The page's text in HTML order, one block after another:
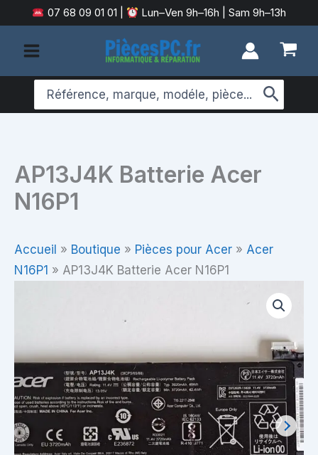
au
contenu
07 68 09 01 01 Lun–Ven 9h–16h | Sam 9h–13h
Search
for:
AP13J4K Batterie Acer
N16P1
Accueil » Boutique » Pièces pour Acer » Acer
N16P1 » AP13J4K Batterie Acer N16P1